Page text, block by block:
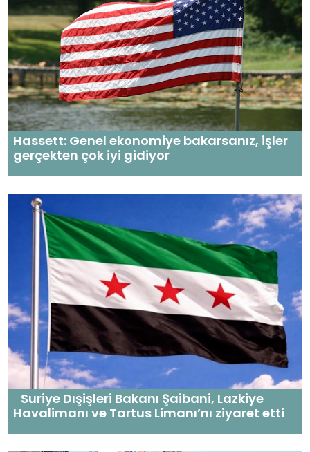
Hassett: Genel ekonomiye bakarsanız, işler
gerçekten çok iyi gidiyor
Suriye Dışişleri Bakanı Şaibani, Lazkiye
Havalimanı ve Tartus Limanı’nı ziyaret etti